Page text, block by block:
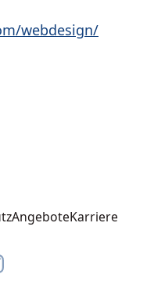
webdesign/
AngeboteKarriere